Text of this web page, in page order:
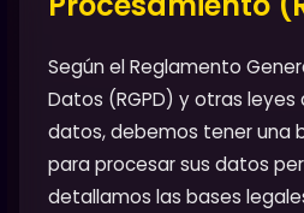
Según el Reglamento
Datos (RGPD) y otras
datos, debemos tener una
para procesar sus datos
detallamos las bases